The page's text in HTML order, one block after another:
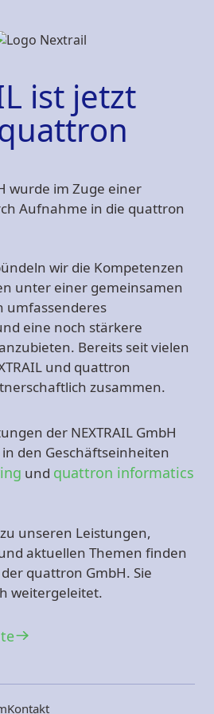
ist jetzt
wurde im Zuge einer
Aufnahme in die quattron
wir die Kompetenzen
unter einer gemeinsamen
umfassenderes
eine noch stärkere
Bereits seit vielen
und quattron
zusammen.
der NEXTRAIL GmbH
den Geschäftseinheiten
und quattron informatics
unseren Leistungen,
aktuellen Themen finden
quattron GmbH. Sie
weitergeleitet.
Kontakt